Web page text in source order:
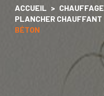
ACCUEIL
PLANCHER CHAUFFANT
BÉTON